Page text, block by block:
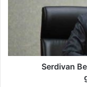
gerçekleştirildi
Serdivan